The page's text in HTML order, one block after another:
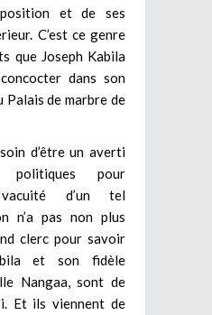
et de ses
C’est ce genre
que Joseph Kabila
dans son
de marbre de
d’être un averti
politiques pour
d’un tel
n’a pas non plus
clerc pour savoir
et son fidèle
Nangaa, sont de
Et ils viennent de